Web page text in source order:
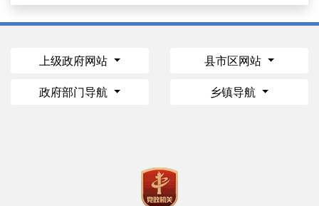
上级政府网站 县市区网站
政府部门导航 乡镇导航